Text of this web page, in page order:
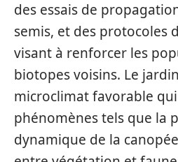
des essais de
semis, et des protocoles
visant à renforcer les
biotopes voisins. Le
microclimat favorable
phénomènes tels que la
dynamique de la